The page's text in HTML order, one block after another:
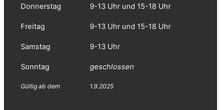
Donnerstag 9-13 Uhr und 15-18 Uhr
Freitag 9-13 Uhr und 15-18 Uhr
Samstag 9-13 Uhr
Sonntag geschlossen
Gültig ab dem 1.9.2025